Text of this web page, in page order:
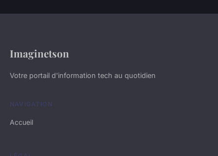
Imaginetson
Votre portail d'information tech au quotidien
NAVIGATION
Accueil